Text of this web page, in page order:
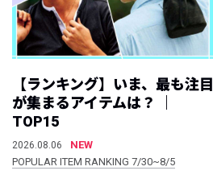
【ランキング】いま、最も注目
が集まるアイテムは？ ｜
TOP15
2026.08.06
NEW
POPULAR ITEM RANKING 7/30~8/5